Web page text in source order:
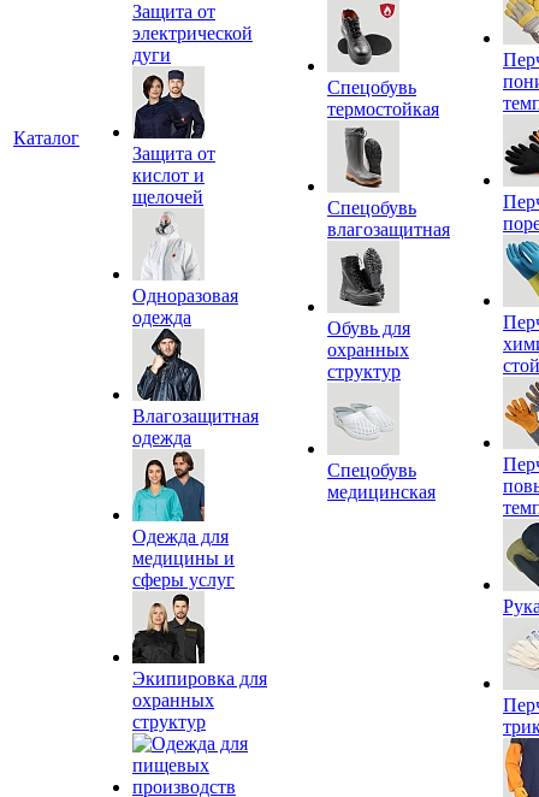
Каталог
Защита от
электрической
дуги
Защита от
кислот и
щелочей
Одноразовая
одежда
Влагозащитная
одежда
Одежда для
медицины и
сферы услуг
Экипировка для
охранных
структур
Спецобувь
термостойкая
Спецобувь
влагозащитная
Обувь для
охранных
структур
Спецобувь
медицинская